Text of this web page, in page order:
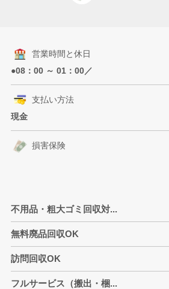
営業時間と休日
●08：00 ～ 01：00／
支払い方法
現金
損害保険
不用品・粗大ゴミ回収対...
無料廃品回収OK
訪問回収OK
フルサービス（搬出・梱...